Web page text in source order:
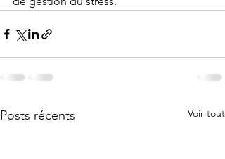
Posts récents Voir tout